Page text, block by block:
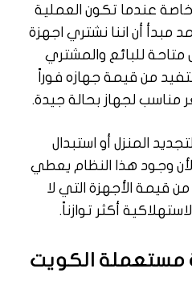
عندما تكون العملية
أن اننا نشتري اجهزة
للبائع والمشتري
من قيمة جهازه فوراً
لجهاز بحالة جيدة.
المنزل أو استبدال
لأن وجود هذا النظام يعطي
قيمة الأجهزة التي لا
أكثر توازناً.
مستعملة الكويت